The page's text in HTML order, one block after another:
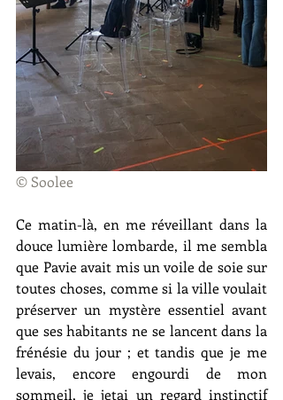
© Soolee
Ce matin-là, en me réveillant dans la
douce lumière lombarde, il me sembla
que Pavie avait mis un voile de soie sur
toutes choses, comme si la ville voulait
préserver un mystère essentiel avant
que ses habitants ne se lancent dans la
frénésie du jour ; et tandis que je me
levais, encore engourdi de mon
sommeil, je jetai un regard instinctif